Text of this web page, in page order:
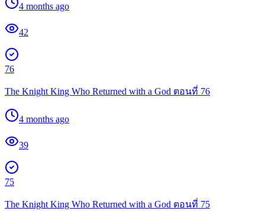
4 months ago
42
76
The Knight King Who Returned with a God ตอนที่ 76
4 months ago
39
75
The Knight King Who Returned with a God ตอนที่ 75